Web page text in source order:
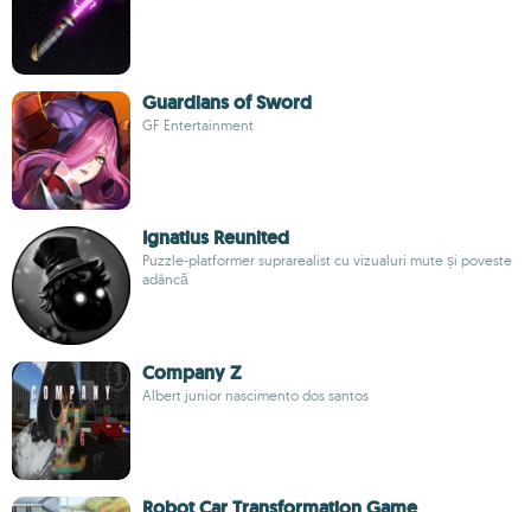
Guardians of Sword
GF Entertainment
Ignatius Reunited
Puzzle-platformer suprarealist cu vizualuri mute și poveste
adâncă
Company Z
Albert junior nascimento dos santos